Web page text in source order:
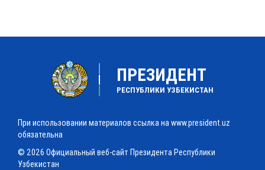
ПРЕЗИДЕНТ
РЕСПУБЛИКИ УЗБЕКИСТАН
При использовании материалов ссылка на www.president.uz
обязательна
© 2026 Официальный веб-сайт Президента Республики
Узбекистан